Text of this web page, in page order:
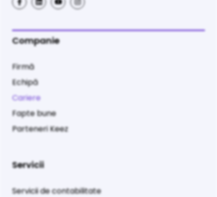
Companie
Firmă
Echipă
Cariere
Fapte bune
Parteneri Keez
Servicii
Servicii de contabilitate